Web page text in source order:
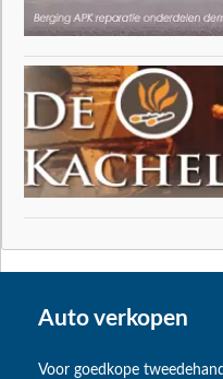
Auto verkopen
Voor goedkope